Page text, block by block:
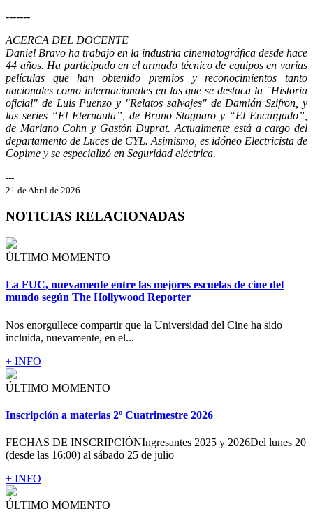
-------
ACERCA DEL DOCENTE
Daniel Bravo ha trabajo en la industria cinematográfica desde hace
44 años. Ha participado en el armado técnico de equipos en varias
películas que han obtenido premios y reconocimientos tanto
nacionales como internacionales en las que se destaca la "Historia
oficial" de Luis Puenzo y "Relatos salvajes" de Damián Szifron, y
las series “El Eternauta”, de Bruno Stagnaro y “El Encargado”,
de Mariano Cohn y Gastón Duprat. Actualmente está a cargo del
departamento de Luces de CYL. Asimismo, es idóneo Electricista de
Copime y se especializó en Seguridad eléctrica.
---
21 de Abril de 2026
NOTICIAS RELACIONADAS
ÚLTIMO MOMENTO
La FUC, nuevamente entre las mejores escuelas de cine del
mundo según The Hollywood Reporter
Nos enorgullece compartir que la Universidad del Cine ha sido
incluida, nuevamente, en el...
+ INFO
ÚLTIMO MOMENTO
Inscripción a materias 2º Cuatrimestre 2026
FECHAS DE INSCRIPCIÓNIngresantes 2025 y 2026Del lunes 20
(desde las 16:00) al sábado 25 de julio
+ INFO
ÚLTIMO MOMENTO